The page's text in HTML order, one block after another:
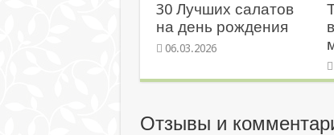
30 Лучших салатов
на день рождения
06.03.2026
Отзывы и